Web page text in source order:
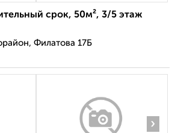
срок, 50м², 3/5 этаж
Филатова 17Б
›